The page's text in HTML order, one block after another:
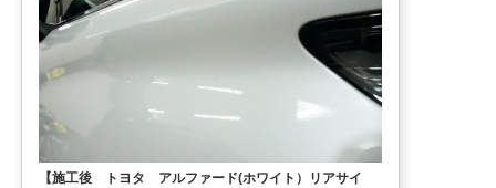
【施工後 トヨタ アルファード(ホワイト）リアサイ